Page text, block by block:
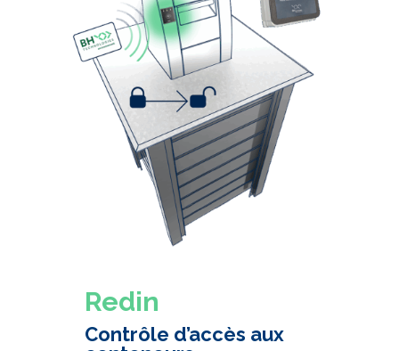
Redin
Contrôle d’accès aux